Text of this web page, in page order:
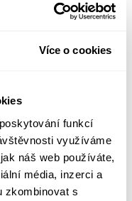
Více o cookies
funkcí
využíváme
náš web používáte,
média, inzerci a
zkombinovat s
OSVĚTLENÍ
SPEKTRUM